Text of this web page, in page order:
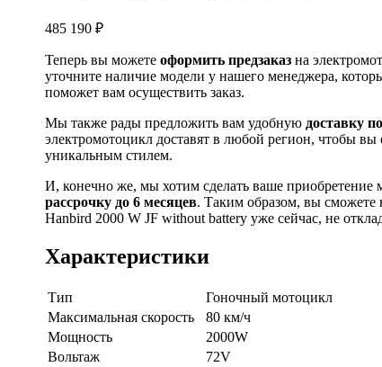
485 190 ₽
Теперь вы можете оформить предзаказ на
уточните наличие модели у нашего менеджера,
поможет вам осуществить заказ.
Мы также рады предложить вам удобную доставку
электромотоцикл доставят в любой регион, чтобы
уникальным стилем.
И, конечно же, мы хотим сделать ваше
рассрочку до 6 месяцев. Таким образом, вы сможете
Hanbird 2000 W JF without battery уже сейчас, не
Характеристики
Тип
Гоночный мотоцикл
Максимальная скорость
80 км/ч
Мощность
2000W
Вольтаж
72V